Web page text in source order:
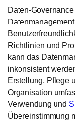
Daten-
Richtlinien und
kann das
inkonsistent
Erstellung, Pflege
Organisation
Verwendung und
Übereinstimmung